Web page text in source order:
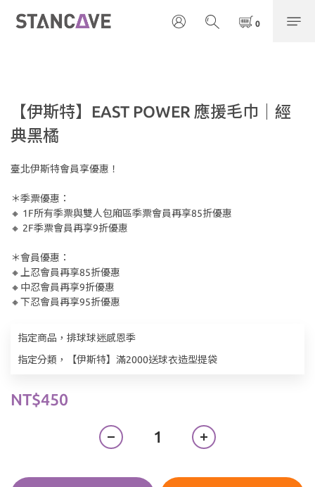
【伊斯特】EAST POWER 應援毛巾｜經
典黑橘
臺北伊斯特會員享優惠！
＊季票優惠：
🔸 1F所有季票與雙人包廂區季票會員再享85折優惠
🔸 2F季票會員再享9折優惠
＊會員優惠：
🔸上忍會員再享85折優惠
🔸中忍會員再享9折優惠
🔸下忍會員再享95折優惠
指定商品，排球球迷感恩季
指定分類，【伊斯特】滿2000送球衣造型提袋
NT$450